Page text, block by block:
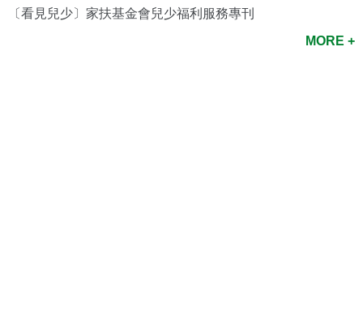
〔看見兒少〕家扶基金會兒少福利服務專刊
MORE +